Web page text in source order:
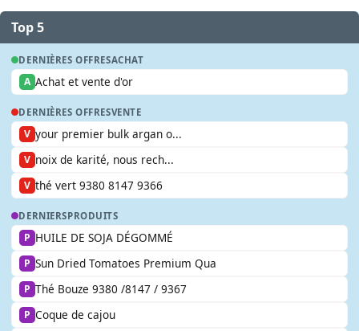
Top 5
DERNIÈRES OFFRESACHAT
A Achat et vente d'or
DERNIÈRES OFFRESVENTE
V your premier bulk argan o...
V noix de karité, nous rech...
V thé vert 9380 8147 9366
DERNIERSPRODUITS
P HUILE DE SOJA DÉGOMMÉ
P Sun Dried Tomatoes Premium Qua
P Thé Bouze 9380 /8147 / 9367
P Coque de cajou